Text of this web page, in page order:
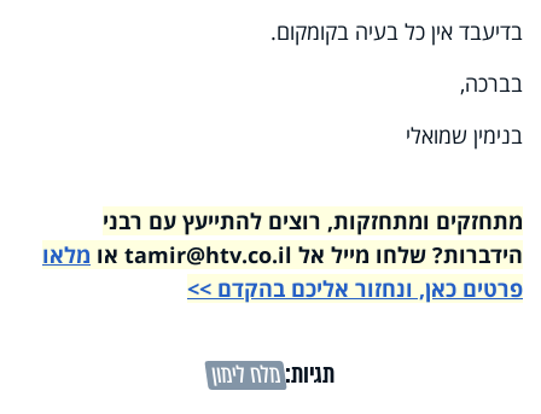
בדיעבד אין כל בעיה בקומקום.
בברכה,
בנימין שמואלי
מתחזקים ומתחזקות, רוצים להתייעץ עם רבני
הידברות? שלחו מייל אל tamir@htv.co.il או
מלאו
פרטים כאן, ונחזור אליכם בהקדם >>
תגיות:מלח לימון